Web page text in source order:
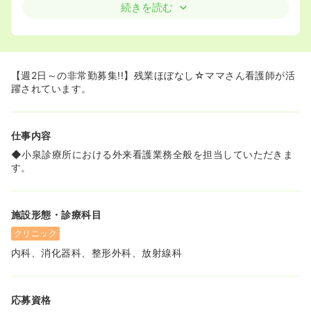
続きを読む
【週2日～の非常勤募集!!】残業ほぼなし☆ママさん看護師が活
躍されています。
仕事内容
◆小泉診療所における外来看護業務全般を担当していただきま
す。
施設形態・診療科目
クリニック
内科、消化器科、整形外科、放射線科
応募資格